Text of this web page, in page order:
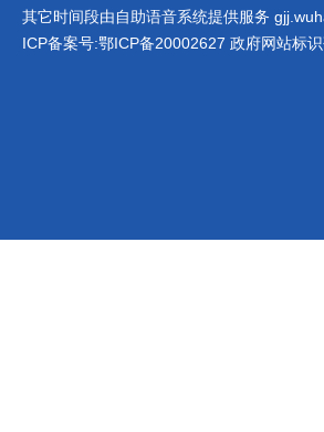
其它时间段由自助语音系统提供服务
ICP备案号:鄂ICP备20002627 政府网站标